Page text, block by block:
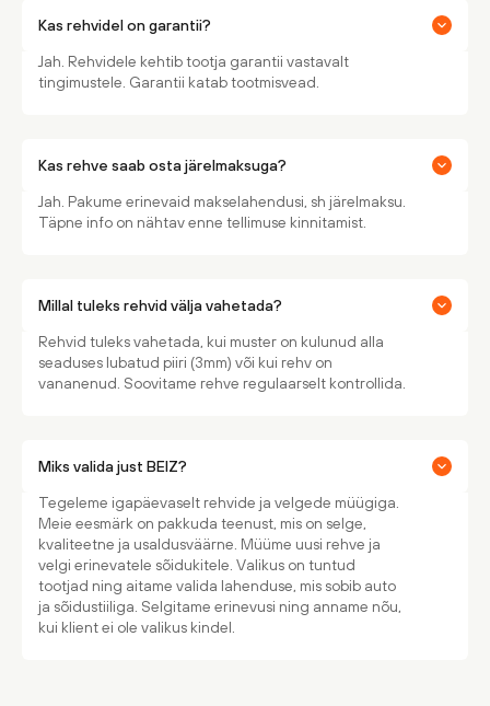
Kas rehvidel on garantii?
Jah. Rehvidele kehtib tootja garantii vastavalt
tingimustele. Garantii katab tootmisvead.
Kas rehve saab osta järelmaksuga?
Jah. Pakume erinevaid makselahendusi, sh järelmaksu.
Täpne info on nähtav enne tellimuse kinnitamist.
Millal tuleks rehvid välja vahetada?
Rehvid tuleks vahetada, kui muster on kulunud alla
seaduses lubatud piiri (3mm) või kui rehv on
vananenud. Soovitame rehve regulaarselt kontrollida.
Miks valida just BEIZ?
Tegeleme igapäevaselt rehvide ja velgede müügiga.
Meie eesmärk on pakkuda teenust, mis on selge,
kvaliteetne ja usaldusväärne. Müüme uusi rehve ja
velgi erinevatele sõidukitele. Valikus on tuntud
tootjad ning aitame valida lahenduse, mis sobib auto
ja sõidustiiliga. Selgitame erinevusi ning anname nõu,
kui klient ei ole valikus kindel.